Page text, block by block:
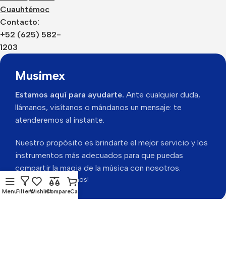
Cuauhtémoc
Contacto:
+52 (625) 582-
1203
Musimex
Estamos aquí para ayudarte. Ante cualquier duda,
llámanos, visítanos o mándanos un mensaje: te
atenderemos al instante.
Nuestro propósito es brindarte el mejor servicio y los
instrumentos más adecuados para que puedas
compartir la magia de la música con nosotros.
Gracias por visitarnos!
MenuFiltersWishlistCompareCart